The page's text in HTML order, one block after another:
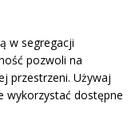
w segregacji
pozwoli na
przestrzeni. Używaj
wykorzystać dostępne